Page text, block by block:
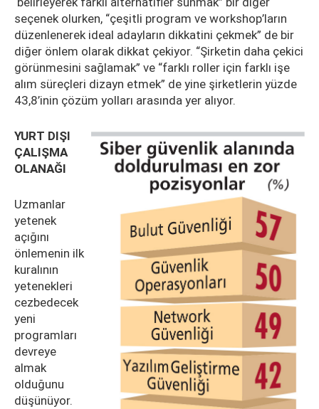
seçenek olurken, “çeşitli program ve workshop’ların
düzenlenerek ideal adayların dikkatini çekmek” de bir
diğer önlem olarak dikkat çekiyor. “Şirketin daha çekici
görünmesini sağlamak” ve “farklı roller için farklı işe
alım süreçleri dizayn etmek” de yine şirketlerin yüzde
43,8’inin çözüm yolları arasında yer alıyor.
YURT DIŞI
ÇALIŞMA
OLANAĞI
Uzmanlar
yetenek
açığını
önlemenin ilk
kuralının
yetenekleri
cezbedecek
yeni
programları
devreye
almak
olduğunu
düşünüyor.